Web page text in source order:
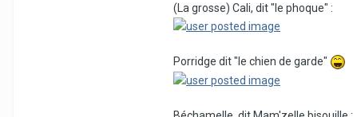
(La grosse) Cali, dit "le phoque" :
Porridge dit "le chien de garde"